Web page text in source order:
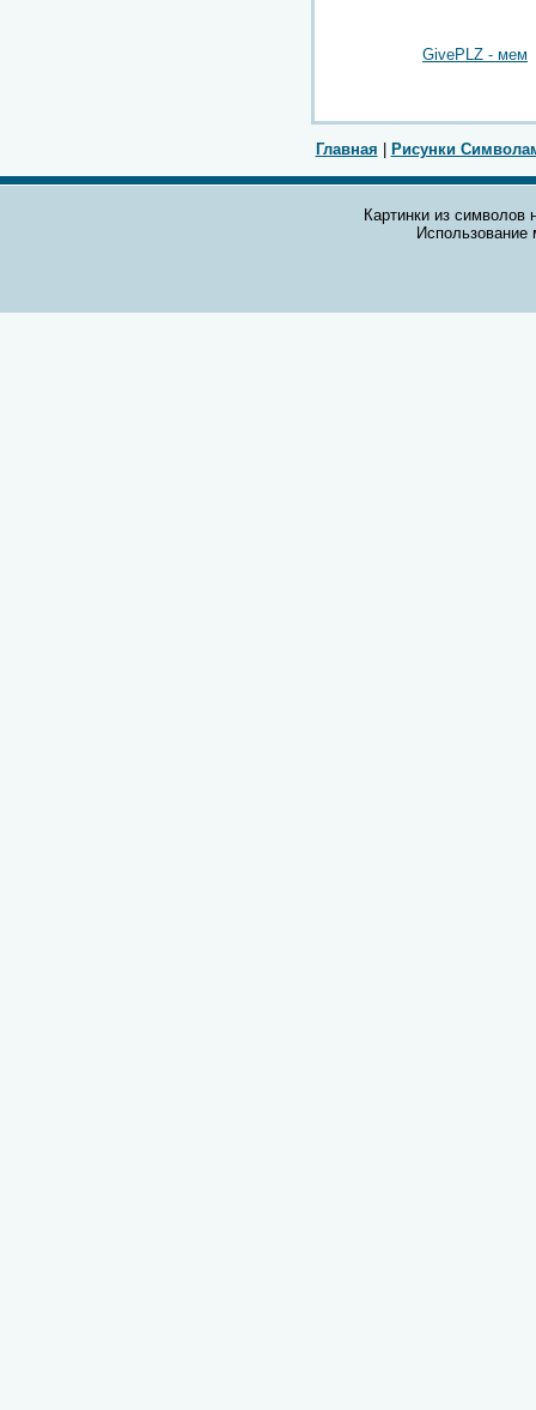
GivePLZ - мем
Главная Рисунки
Картинки из символов
Использование